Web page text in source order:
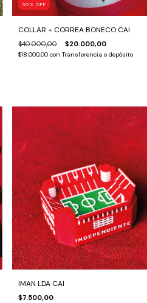
50 % OFF
COLLAR + CORREA BONECO CAI
$40.000,00 $20.000,00
$18.000,00 con Transferencia o depósito
IMAN LDA CAI
$7.500,00